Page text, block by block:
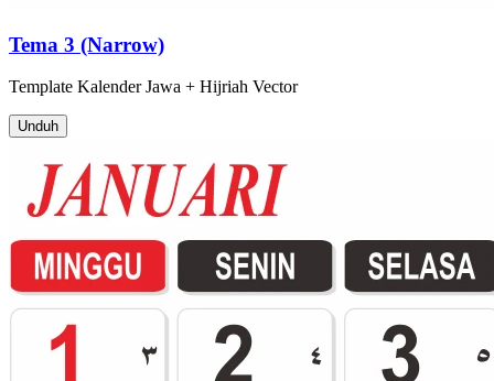
Tema 3 (Narrow)
Template Kalender Jawa + Hijriah Vector
Unduh